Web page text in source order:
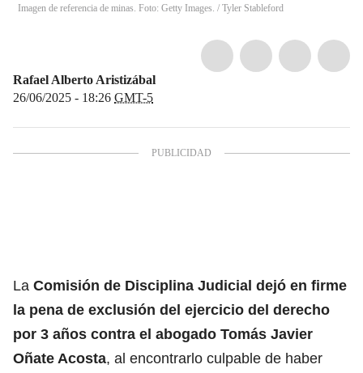
Imagen de referencia de minas. Foto: Getty Images. / Tyler Stableford
Rafael Alberto Aristizábal
26/06/2025 - 18:26 GMT-5
La Comisión de Disciplina Judicial dejó en firme
la pena de exclusión del ejercicio del derecho
por 3 años contra el abogado Tomás Javier
Oñate Acosta, al encontrarlo culpable de haber